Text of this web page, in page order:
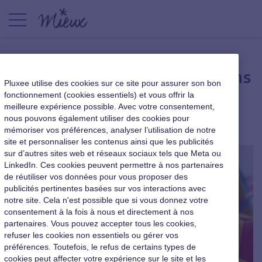
Le titre cadeaux bienvenu dans
le budget Noël des Français
Le cahier du dirigeant |5 novembre 2021
Pluxee utilise des cookies sur ce site pour assurer son bon
fonctionnement (cookies essentiels) et vous offrir la
meilleure expérience possible. Avec votre consentement,
nous pouvons également utiliser des cookies pour
mémoriser vos préférences, analyser l’utilisation de notre
site et personnaliser les contenus ainsi que les publicités
sur d’autres sites web et réseaux sociaux tels que Meta ou
LinkedIn. Ces cookies peuvent permettre à nos partenaires
de réutiliser vos données pour vous proposer des
publicités pertinentes basées sur vos interactions avec
notre site. Cela n'est possible que si vous donnez votre
consentement à la fois à nous et directement à nos
partenaires. Vous pouvez accepter tous les cookies,
refuser les cookies non essentiels ou gérer vos
préférences. Toutefois, le refus de certains types de
cookies peut affecter votre expérience sur le site et les